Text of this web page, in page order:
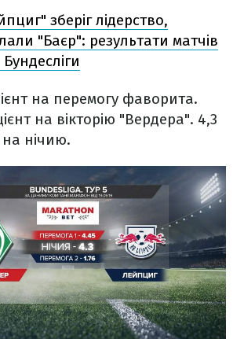
зберіг лідерство,
"Баєр": результати матчів
на перемогу фаворита.
на вікторію "Вердера". 4,3
на нічию.